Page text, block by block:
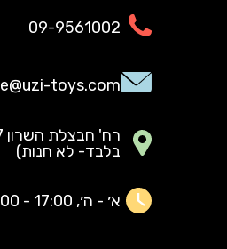
09-9561002
toys.com
בלבד- לא חנות)
א׳ - ה׳, 17:00 - 09:00